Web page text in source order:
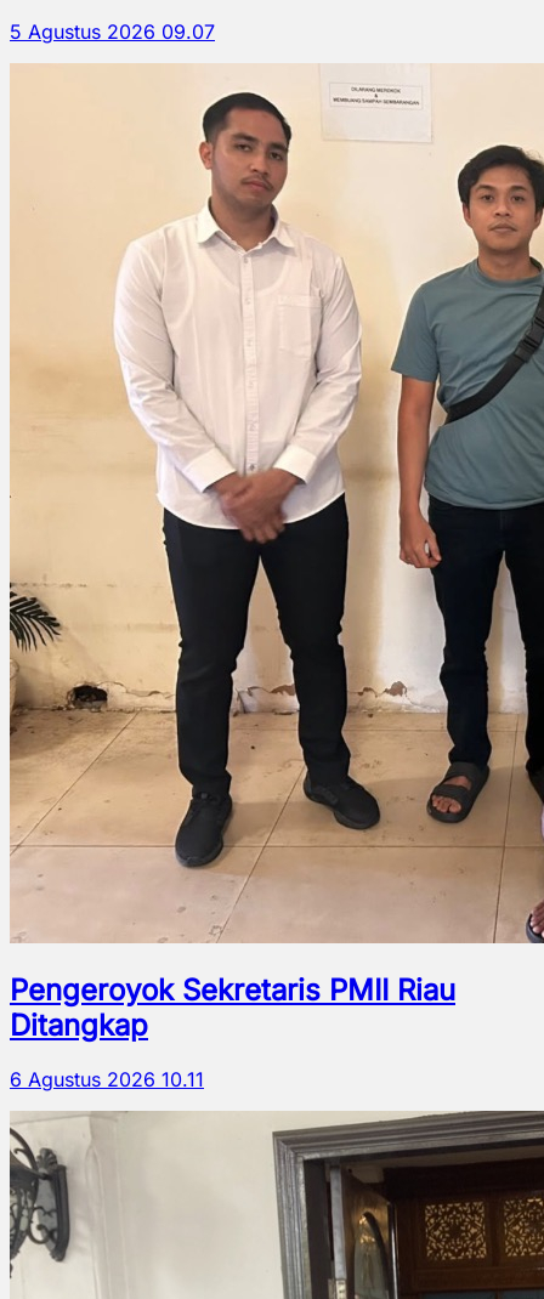
5 Agustus 2026 09.07
Pengeroyok Sekretaris PMII Riau
Ditangkap
6 Agustus 2026 10.11